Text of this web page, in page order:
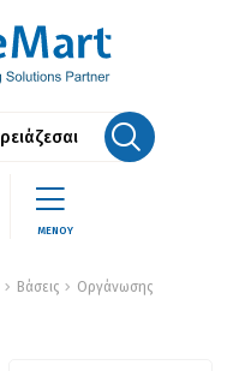
ΜΕΝΟΥ
Βάσεις Οργάνωσης